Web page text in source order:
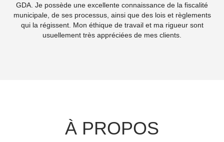
GDA. Je possède une excellente connaissance de la fiscalité
municipale, de ses processus, ainsi que des lois et règlements
qui la régissent. Mon éthique de travail et ma rigueur sont
usuellement très appréciées de mes clients.
À PROPOS